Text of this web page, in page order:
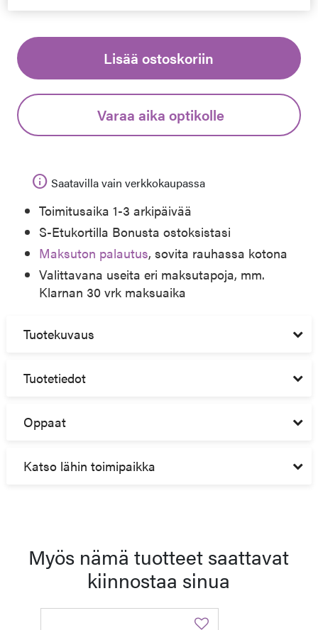
Lisää ostoskoriin
Varaa aika optikolle
info Saatavilla vain verkkokaupassa
Toimitusaika 1-3 arkipäivää
S-Etukortilla Bonusta ostoksistasi
Maksuton palautus, sovita rauhassa kotona
Valittavana useita eri maksutapoja, mm.
Klarnan 30 vrk maksuaika
Tuotekuvaus
Tuotetiedot
Oppaat
Katso lähin toimipaikka
Myös nämä tuotteet saattavat
kiinnostaa sinua